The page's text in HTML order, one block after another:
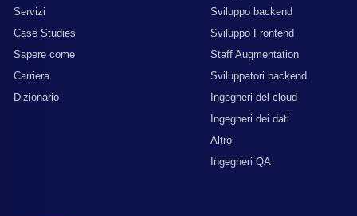
Servizi
Case Studies
Sapere come
Carriera
Dizionario
Sviluppo backend
Sviluppo Frontend
Staff Augmentation
Sviluppatori backend
Ingegneri del cloud
Ingegneri dei dati
Altro
Ingegneri QA